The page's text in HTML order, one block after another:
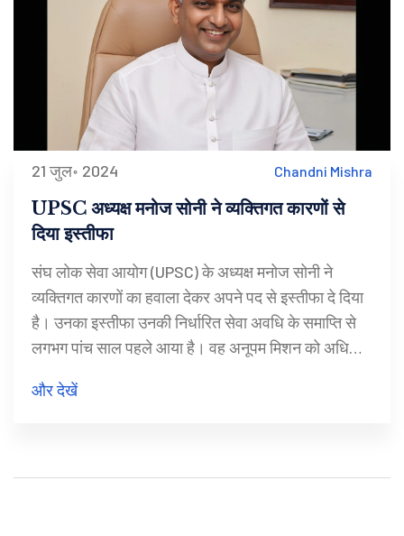
21 जुल॰ 2024 Chandni Mishra
UPSC अध्यक्ष मनोज सोनी ने व्यक्तिगत कारणों से
दिया इस्तीफा
संघ लोक सेवा आयोग (UPSC) के अध्यक्ष मनोज सोनी ने
व्यक्तिगत कारणों का हवाला देकर अपने पद से इस्तीफा दे दिया
है। उनका इस्तीफा उनकी निर्धारित सेवा अवधि के समाप्ति से
लगभग पांच साल पहले आया है। वह अनूपम मिशन को अधिक
और देखें